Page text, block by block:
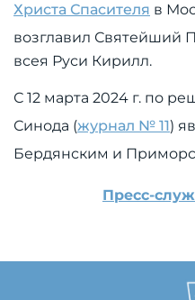
Христа Спасителя в
возглавил Святейший
всея Руси Кирилл.
С 12 марта 2024 г. по
Синода (журнал № 11)
Бердянским и
Пресс-